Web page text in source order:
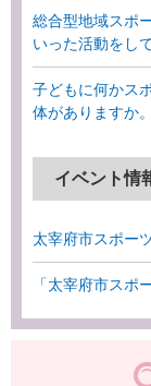
総合型地域スポ
いった活動をし
子どもに何かス
体がありますか。
イベント情
太宰府市スポー
「太宰府市スポ